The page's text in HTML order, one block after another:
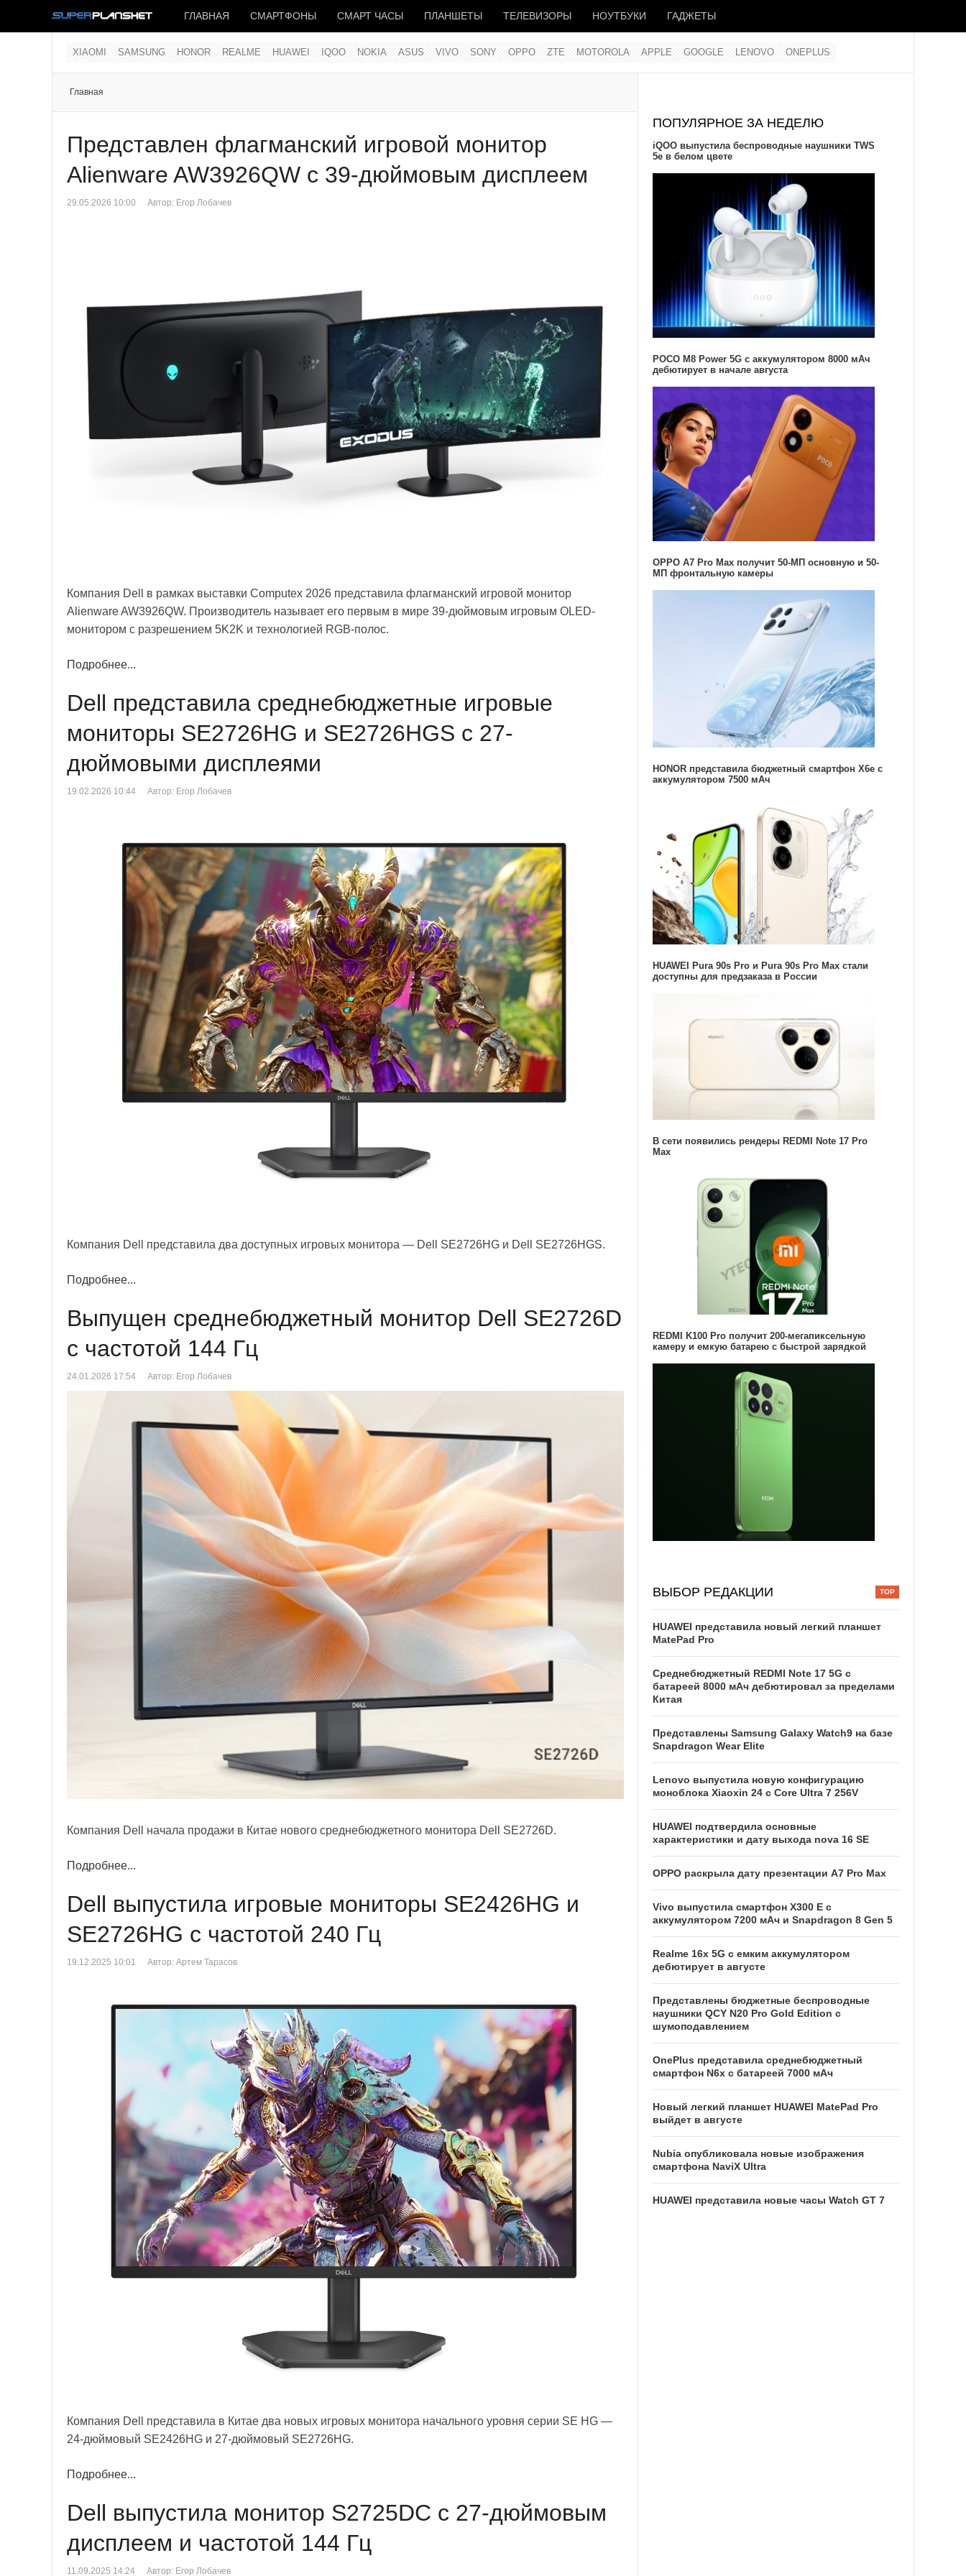
ГЛАВНАЯ СМАРТФОНЫ СМАРТ ЧАСЫ ПЛАНШЕТЫ ТЕЛЕВИЗОРЫ НОУТБУКИ ГАДЖЕТЫ
XIAOMI SAMSUNG HONOR REALME HUAWEI IQOO NOKIA ASUS VIVO SONY OPPO ZTE MOTOROLA APPLE GOOGLE LENOVO ONEPLUS
Главная
Представлен флагманский игровой монитор
Alienware AW3926QW с 39-дюймовым дисплеем
29.05.2026 10:00 Автор: Егор Лобачев
Компания Dell в рамках выставки Computex 2026 представила флагманский игровой монитор
Alienware AW3926QW. Производитель называет его первым в мире 39-дюймовым игровым OLED-
монитором с разрешением 5K2K и технологией RGB-полос.
Подробнее...
Dell представила среднебюджетные игровые
мониторы SE2726HG и SE2726HGS с 27-
дюймовыми дисплеями
19.02.2026 10:44 Автор: Егор Лобачев
Компания Dell представила два доступных игровых монитора — Dell SE2726HG и Dell SE2726HGS.
Подробнее...
Выпущен среднебюджетный монитор Dell SE2726D
с частотой 144 Гц
24.01.2026 17:54 Автор: Егор Лобачев
Компания Dell начала продажи в Китае нового среднебюджетного монитора Dell SE2726D.
Подробнее...
Dell выпустила игровые мониторы SE2426HG и
SE2726HG с частотой 240 Гц
19.12.2025 10:01 Автор: Артем Тарасов
Компания Dell представила в Китае два новых игровых монитора начального уровня серии SE HG —
24-дюймовый SE2426HG и 27-дюймовый SE2726HG.
Подробнее...
Dell выпустила монитор S2725DC с 27-дюймовым
дисплеем и частотой 144 Гц
11.09.2025 14:24 Автор: Егор Лобачев
ПОПУЛЯРНОЕ ЗА НЕДЕЛЮ
iQOO выпустила беспроводные наушники TWS
5e в белом цвете
POCO M8 Power 5G с аккумулятором 8000 мАч
дебютирует в начале августа
OPPO A7 Pro Max получит 50-МП основную и 50-
МП фронтальную камеры
HONOR представила бюджетный смартфон X6e с
аккумулятором 7500 мАч
HUAWEI Pura 90s Pro и Pura 90s Pro Max стали
доступны для предзаказа в России
В сети появились рендеры REDMI Note 17 Pro
Max
REDMI K100 Pro получит 200-мегапиксельную
камеру и емкую батарею с быстрой зарядкой
ВЫБОР РЕДАКЦИИ
HUAWEI представила новый легкий планшет
MatePad Pro
Среднебюджетный REDMI Note 17 5G с
батареей 8000 мАч дебютировал за пределами
Китая
Представлены Samsung Galaxy Watch9 на базе
Snapdragon Wear Elite
Lenovo выпустила новую конфигурацию
моноблока Xiaoxin 24 с Core Ultra 7 256V
HUAWEI подтвердила основные
характеристики и дату выхода nova 16 SE
OPPO раскрыла дату презентации A7 Pro Max
Vivo выпустила смартфон X300 E с
аккумулятором 7200 мАч и Snapdragon 8 Gen 5
Realme 16x 5G с емким аккумулятором
дебютирует в августе
Представлены бюджетные беспроводные
наушники QCY N20 Pro Gold Edition с
шумоподавлением
OnePlus представила среднебюджетный
смартфон N6x с батареей 7000 мАч
Новый легкий планшет HUAWEI MatePad Pro
выйдет в августе
Nubia опубликовала новые изображения
смартфона NaviX Ultra
HUAWEI представила новые часы Watch GT 7